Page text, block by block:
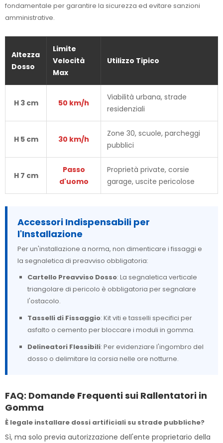
fondamentale per garantire la sicurezza ed evitare sanzioni
amministrative.
Altezza
Dosso
Limite
Velocità
Max
Utilizzo Tipico
H 3 cm 50 km/h
Viabilità urbana, strade
residenziali
H 5 cm 30 km/h
Zone 30, scuole, parcheggi
pubblici
H 7 cm
Passo
d'uomo
Proprietà private, corsie
garage, uscite pericolose
Accessori Indispensabili per
l'Installazione
Per un'installazione a norma, non dimenticare i fissaggi e
la segnaletica di preavviso obbligatoria:
Cartello Preavviso Dosso: La segnaletica verticale
triangolare di pericolo è obbligatoria per segnalare
l'ostacolo.
Tasselli di Fissaggio: Kit viti e tasselli specifici per
asfalto o cemento per bloccare i moduli in gomma.
Delineatori Flessibili: Per evidenziare l'ingombro del
dosso o delimitare la corsia nelle ore notturne.
FAQ: Domande Frequenti sui Rallentatori in
Gomma
È legale installare dossi artificiali su strade pubbliche?
Sì, ma solo previa autorizzazione dell'ente proprietario della